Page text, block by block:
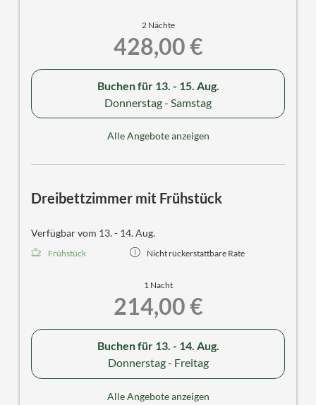
2 Nächte
428,00 €
Buchen für 13. - 15. Aug.
Donnerstag - Samstag
Alle Angebote anzeigen
Dreibettzimmer mit Frühstück
Verfügbar vom 13. - 14. Aug.
Frühstück Nicht rückerstattbare Rate
1 Nacht
214,00 €
Buchen für 13. - 14. Aug.
Donnerstag - Freitag
Alle Angebote anzeigen